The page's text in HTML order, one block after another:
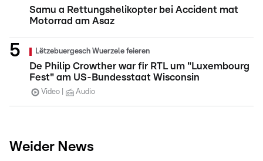
Samu a Rettungshelikopter bei Accident mat
Motorrad am Asaz
Lëtzebuergesch Wuerzele feieren
De Philip Crowther war fir RTL um "Luxembourg
Fest" am US-Bundesstaat Wisconsin
Video Audio
Weider News